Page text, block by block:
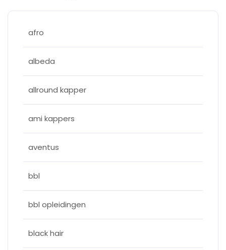
afro
albeda
allround kapper
ami kappers
aventus
bbl
bbl opleidingen
black hair